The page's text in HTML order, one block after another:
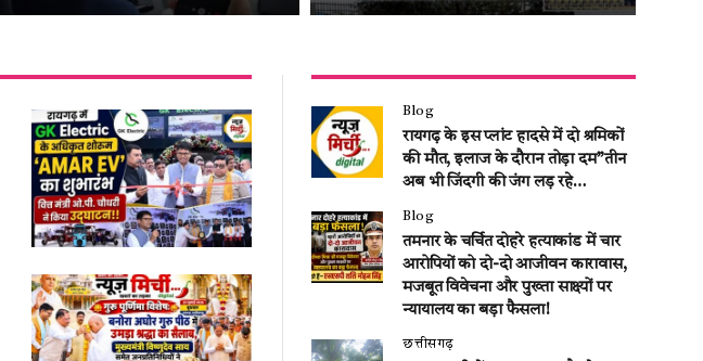
Blog
रायगढ़ के इस प्लांट हादसे में दो श्रमिकों
की मौत, इलाज के दौरान तोड़ा दम”तीन
अब भी जिंदगी की जंग लड़ रहे…
Blog
तमनार के चर्चित दोहरे हत्याकांड में चार
आरोपियों को दो-दो आजीवन कारावास,
मजबूत विवेचना और पुख्ता साक्ष्यों पर
न्यायालय का बड़ा फैसला!
छत्तीसगढ़